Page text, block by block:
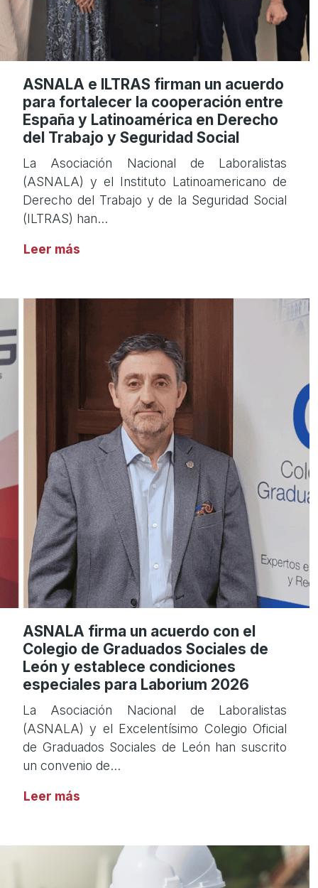
ASNALA e ILTRAS firman un acuerdo
para fortalecer la cooperación entre
España y Latinoamérica en Derecho
del Trabajo y Seguridad Social
La Asociación Nacional de Laboralistas
(ASNALA) y el Instituto Latinoamericano de
Derecho del Trabajo y de la Seguridad Social
(ILTRAS) han…
Leer más
ASNALA firma un acuerdo con el
Colegio de Graduados Sociales de
León y establece condiciones
especiales para Laborium 2026
La Asociación Nacional de Laboralistas
(ASNALA) y el Excelentísimo Colegio Oficial
de Graduados Sociales de León han suscrito
un convenio de…
Leer más